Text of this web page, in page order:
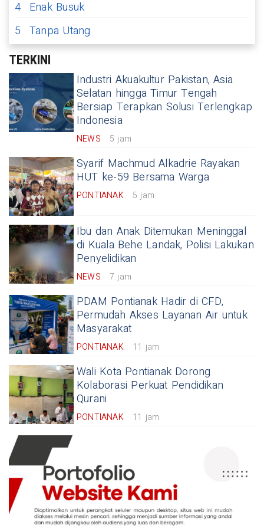
4 Enak Busuk
5 Tanpa Utang
TERKINI
Industri Akuakultur Pakistan, Asia
Selatan hingga Timur Tengah
Bersiap Terapkan Solusi Terlengkap
Indonesia
NEWS 5 jam
Syarif Machmud Alkadrie Rayakan
HUT ke-59 Bersama Warga
PONTIANAK 5 jam
Ibu dan Anak Ditemukan Meninggal
di Kuala Behe Landak, Polisi Lakukan
Penyelidikan
NEWS 7 jam
PDAM Pontianak Hadir di CFD,
Permudah Akses Layanan Air untuk
Masyarakat
PONTIANAK 11 jam
Wali Kota Pontianak Dorong
Kolaborasi Perkuat Pendidikan
Qurani
PONTIANAK 11 jam